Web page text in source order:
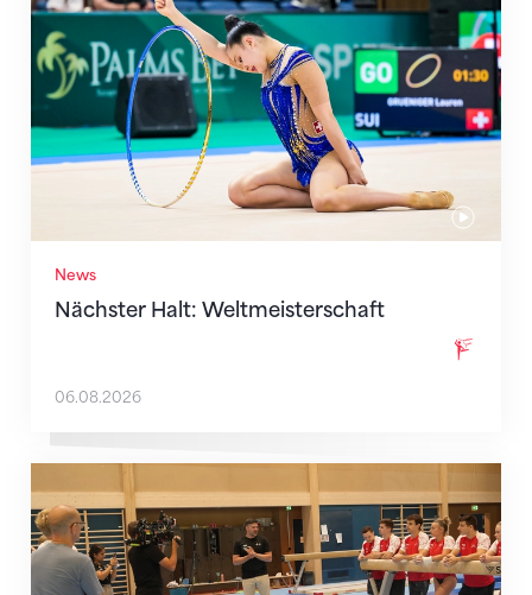
News
Nächster Halt: Weltmeisterschaft
06.08.2026
Mit klaren Zielen nach Zagreb